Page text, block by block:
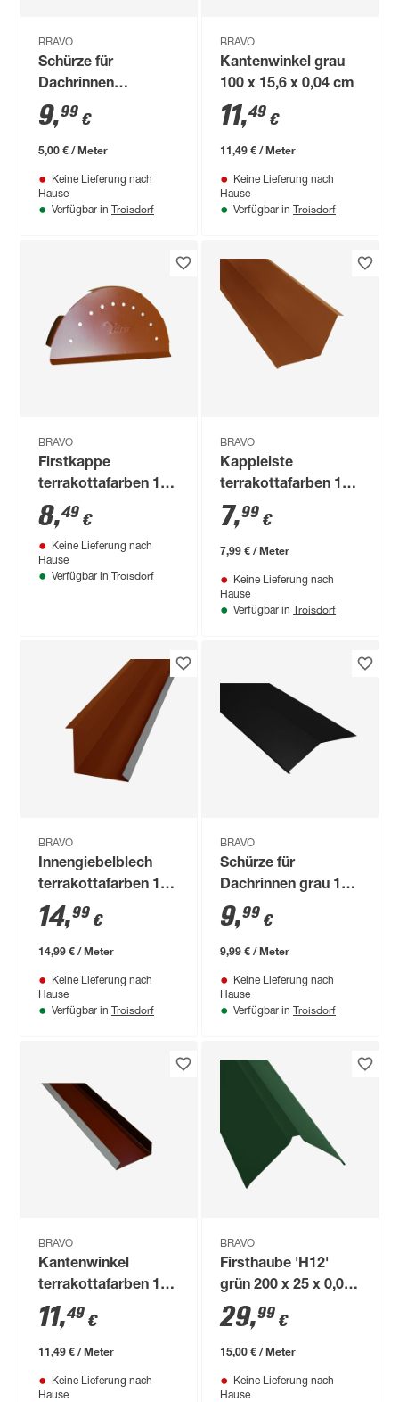
BRAVO
Schürze für
Dachrinnen
terrakottafarben 100
x 20,8 x 0,04 cm
9,99 €
5,00 € / Meter
Keine Lieferung nach
Hause
Verfügbar in Troisdorf
BRAVO
Kantenwinkel grau
100 x 15,6 x 0,04 cm
11,49 €
11,49 € / Meter
Keine Lieferung nach
Hause
Verfügbar in Troisdorf
BRAVO
Firstkappe
terrakottafarben 19
x 11 x 0,04 cm
8,49 €
Keine Lieferung nach
Hause
Verfügbar in Troisdorf
BRAVO
Kappleiste
terrakottafarben 100
x 20,8 x 0,04 cm
7,99 €
7,99 € / Meter
Keine Lieferung nach
Hause
Verfügbar in Troisdorf
BRAVO
Innengiebelblech
terrakottafarben 100
x 25 x 0,04 cm
14,99 €
14,99 € / Meter
Keine Lieferung nach
Hause
Verfügbar in Troisdorf
BRAVO
Schürze für
Dachrinnen grau 100
x 20,8 x 0,04 cm
9,99 €
9,99 € / Meter
Keine Lieferung nach
Hause
Verfügbar in Troisdorf
BRAVO
Kantenwinkel
terrakottafarben 100
x 15,6 x 0,04 cm
11,49 €
11,49 € / Meter
Keine Lieferung nach
Hause
BRAVO
Firsthaube 'H12'
grün 200 x 25 x 0,04
cm
29,99 €
15,00 € / Meter
Keine Lieferung nach
Hause